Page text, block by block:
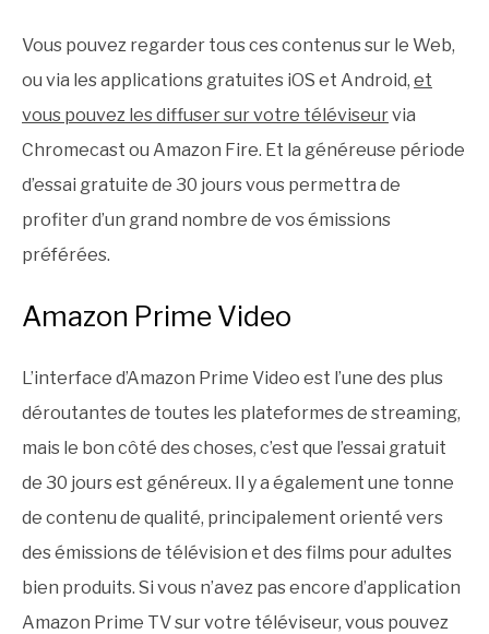
Vous pouvez regarder tous ces contenus sur le Web,
ou via les applications gratuites iOS et Android, et
vous pouvez les diffuser sur votre téléviseurvia
Chromecast ou Amazon Fire. Et la généreuse période
d’essai gratuite de 30 jours vous permettra de
profiter d’un grand nombre de vos émissions
préférées.
Amazon Prime Video
L’interface d’Amazon Prime Video est l’une des plus
déroutantes de toutes les plateformes de streaming,
mais le bon côté des choses, c’est que l’essai gratuit
de 30 jours est généreux. Il y a également une tonne
de contenu de qualité, principalement orienté vers
des émissions de télévision et des films pour adultes
bien produits. Si vous n’avez pas encore d’application
Amazon Prime TV sur votre téléviseur, vous pouvez